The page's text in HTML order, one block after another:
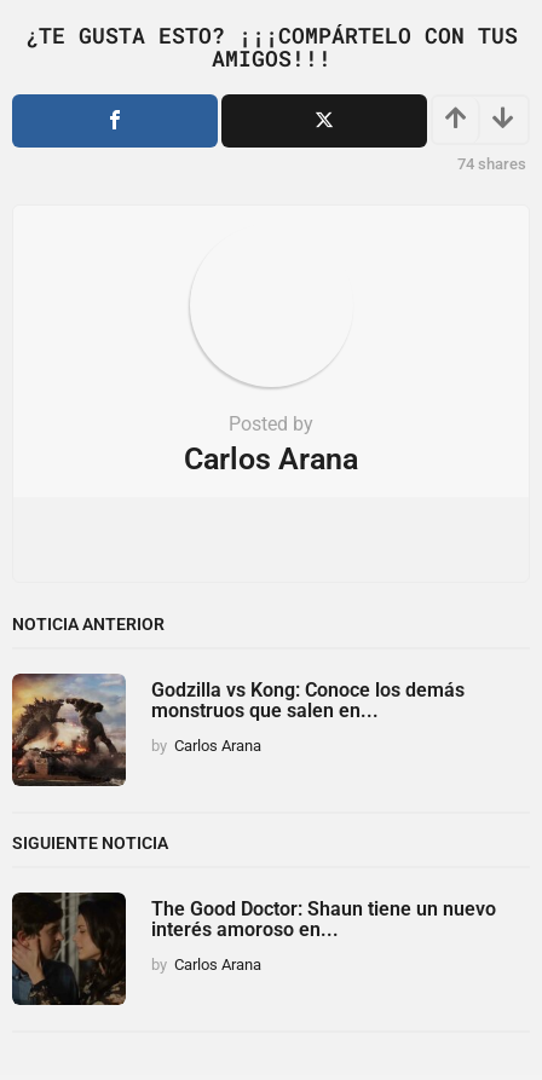
a
i
¿TE GUSTA ESTO? ¡¡¡COMPÁRTELO CON TUS
AMIGOS!!!
74 shares
Posted by
Carlos Arana
NOTICIA ANTERIOR
Godzilla vs Kong: Conoce los demás
monstruos que salen en...
by Carlos Arana
SIGUIENTE NOTICIA
The Good Doctor: Shaun tiene un nuevo
interés amoroso en...
by Carlos Arana